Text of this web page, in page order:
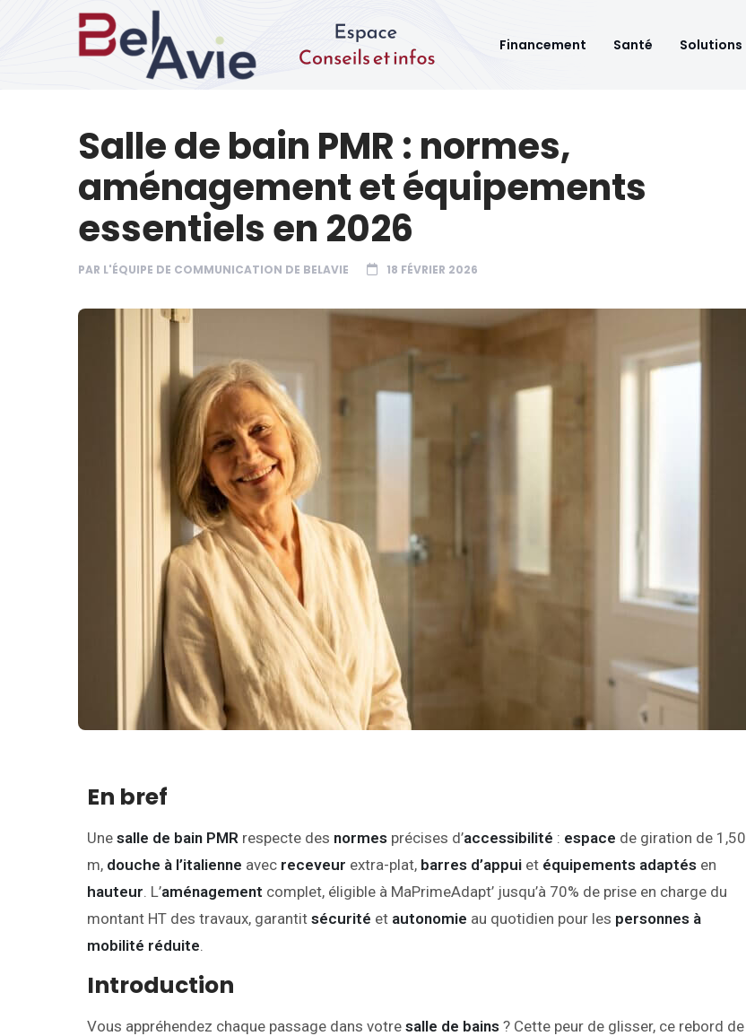
Financement Santé Solutions
Salle de bain PMR : normes,
aménagement et équipements
essentiels en 2026
PAR L'ÉQUIPE DE COMMUNICATION DE BELAVIE 18 FÉVRIER 2026
En bref
Une salle de bain PMR respecte des normes précises d’accessibilité : espace de giration de 1,50
m, douche à l’italienne avec receveur extra-plat, barres d’appui et équipements adaptés en
hauteur. L’aménagement complet, éligible à MaPrimeAdapt’ jusqu’à 70% de prise en charge du
montant HT des travaux, garantit sécurité et autonomie au quotidien pour les personnes à
mobilité réduite.
Introduction
Vous appréhendez chaque passage dans votre salle de bains ? Cette peur de glisser, ce rebord de